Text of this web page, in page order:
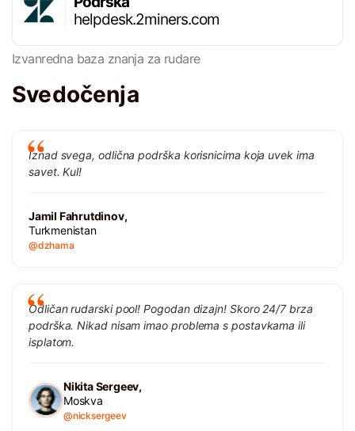
helpdesk.2miners.com
Izvanredna baza znanja za rudare
Svedočenja
Iznad svega, odlična podrška korisnicima koja uvek ima
savet. Kul!
Jamil Fahrutdinov,
Turkmenistan
@dzhama
Odličan rudarski pool! Pogodan dizajn! Skoro 24/7 brza
podrška. Nikad nisam imao problema s postavkama ili
isplatom.
Nikita Sergeev,
Moskva
@nicksergeev